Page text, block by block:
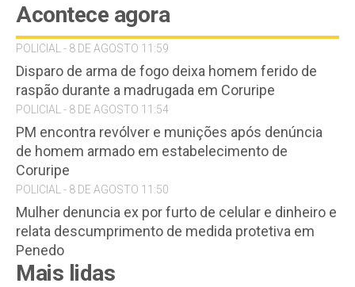
Acontece agora
POLICIAL - 8 DE AGOSTO 11:59
Disparo de arma de fogo deixa homem ferido de
raspão durante a madrugada em Coruripe
POLICIAL - 8 DE AGOSTO 11:54
PM encontra revólver e munições após denúncia
de homem armado em estabelecimento de
Coruripe
POLICIAL - 8 DE AGOSTO 11:50
Mulher denuncia ex por furto de celular e dinheiro e
relata descumprimento de medida protetiva em
Penedo
Mais lidas